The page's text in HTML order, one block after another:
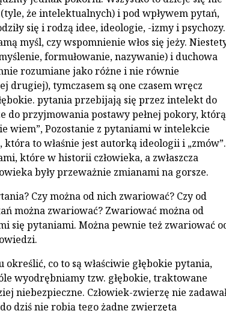
że intelektualnych) i pod wpływem pytań,
się i rodzą idee, ideologie, -izmy i psychozy.
myśl, czy wspomnienie włos się jeży.
formułowanie, nazywanie) i duchowa
rozumiane jako różne i nie równie
drugiej), tymczasem są one czasem wręcz
pytania przebijają się przez intelekt do
do przyjmowania postawy pełnej pokory, którą
wiem”, Pozostanie z pytaniami w intelekcie
to właśnie jest autorką ideologii i „zmów”.
które w historii człowieka, a zwłaszcza
były przeważnie zmianami na gorsze.
Czy można od nich zwariować? Czy od
można zwariować? Zwariować można od
się pytaniami. Można pewnie też zwariować
co to są właściwie głębokie pytania,
wyodrębniamy tzw. głębokie, traktowane
niebezpieczne. Człowiek-zwierzę nie
dziś nie robią tego żadne zwierzęta